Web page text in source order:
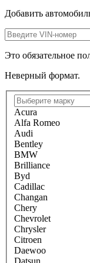
Добавить
Это обязательное
Неверный формат.
Acura
Alfa Romeo
Audi
Bentley
BMW
Brilliance
Byd
Cadillac
Changan
Chery
Chevrolet
Chrysler
Citroen
Daewoo